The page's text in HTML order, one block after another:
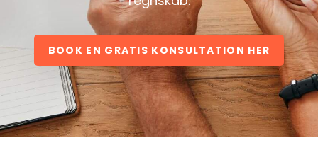
BOOK EN GRATIS KONSULTATION HER